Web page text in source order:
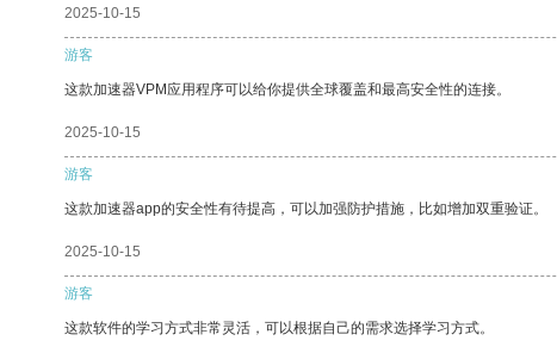
2025-10-15
游客
这款加速器VPM应用程序可以给你提供全球覆盖和最高安全性的连接。
2025-10-15
游客
这款加速器app的安全性有待提高，可以加强防护措施，比如增加双重验证。
2025-10-15
游客
这款软件的学习方式非常灵活，可以根据自己的需求选择学习方式。